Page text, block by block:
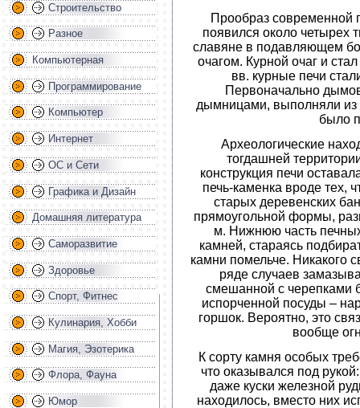
Строительство
Разное
Компьютерная
Программирование
Компьютер
Интернет
ОС и Сети
Графика и Дизайн
Домашняя литература
Саморазвитие
Здоровье
Спорт, Фитнес
Кулинария, Хобби
Магия, Эзотерика
Флора, Фауна
Юмор
Прообраз современной
появился около четырех
славяне в подавляющем
очагом. Курной очаг и
вв. курные печи
Первоначально
дымницами, выполняли из
было
Археологические
тогдашней
конструкция печи
печь-каменка вроде тех,
старых деревенских
прямоугольной формы,
м. Нижнюю часть
камней, стараясь
камни помельче. Никакого
ряде случаев
смешанной с черепками
испорченной посуды –
горшок. Вероятно, это
вообще
К сорту камня особых
что оказывался под
даже куски железной
находилось, вместо них